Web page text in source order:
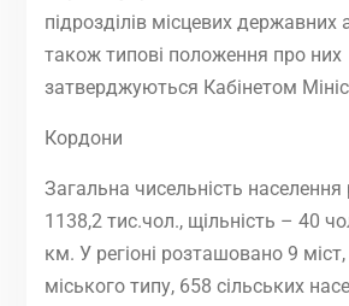
підрозділів місцевих державних
також типові положення про них
затверджуються Кабінетом
Кордони
Загальна чисельність населення
1138,2 тис.чол., щільність – 40
км. У регіоні розташовано 9
міського типу, 658 сільських